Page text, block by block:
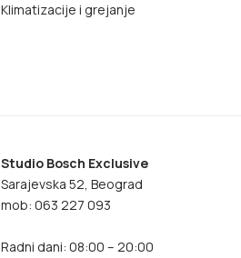
Klimatizacije i grejanje
Studio Bosch Exclusive
Sarajevska 52, Beograd
mob: 063 227 093
Radni dani: 08:00 – 20:00